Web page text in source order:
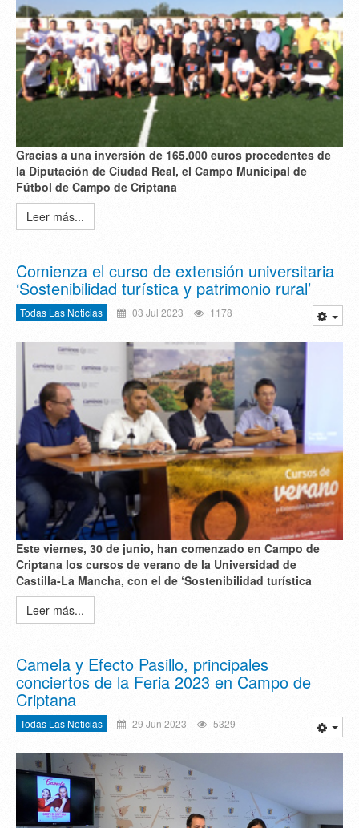
Gracias a una inversión de 165.000 euros procedentes de
la Diputación de Ciudad Real, el Campo Municipal de
Fútbol de Campo de Criptana
Leer más...
Comienza el curso de extensión universitaria
‘Sostenibilidad turística y patrimonio rural’
Todas Las Noticias 03 Jul 2023 1178
Este viernes, 30 de junio, han comenzado en Campo de
Criptana los cursos de verano de la Universidad de
Castilla-La Mancha, con el de ‘Sostenibilidad turística
Leer más...
Camela y Efecto Pasillo, principales
conciertos de la Feria 2023 en Campo de
Criptana
Todas Las Noticias 29 Jun 2023 5329